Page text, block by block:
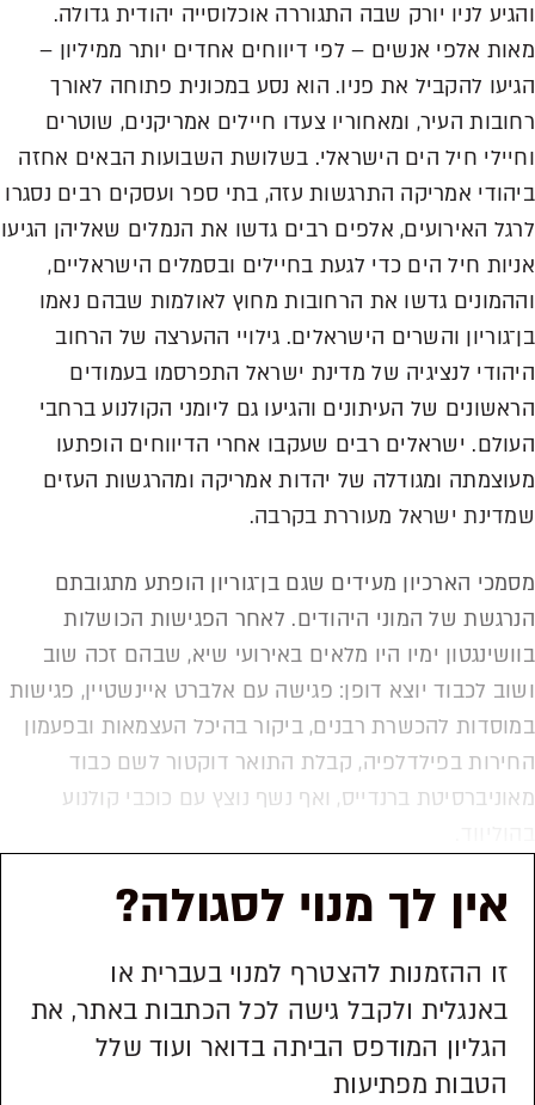
והגיע לניו יורק שבה התגוררה אוכלוסייה יהודית גדולה.
מאות אלפי אנשים – לפי דיווחים אחדים יותר ממיליון –
הגיעו להקביל את פניו. הוא נסע במכונית פתוחה לאורך
רחובות העיר, ומאחוריו צעדו חיילים אמריקנים, שוטרים
וחיילי חיל הים הישראלי. בשלושת השבועות הבאים אחזה
ביהודי אמריקה התרגשות עזה, בתי ספר ועסקים רבים נסגרו
לרגל האירועים, אלפים רבים גדשו את הנמלים שאליהן הגיעו
אניות חיל הים כדי לגעת בחיילים ובסמלים הישראליים,
וההמונים גדשו את הרחובות מחוץ לאולמות שבהם נאמו
בן־גוריון והשרים הישראלים. גילויי ההערצה של הרחוב
היהודי לנציגיה של מדינת ישראל התפרסמו בעמודים
הראשונים של העיתונים והגיעו גם ליומני הקולנוע ברחבי
העולם. ישראלים רבים שעקבו אחרי הדיווחים הופתעו
מעוצמתה ומגודלה של יהדות אמריקה ומהרגשות העזים
שמדינת ישראל מעוררת בקרבה.
מסמכי הארכיון מעידים שגם בן־גוריון הופתע מתגובתם
הנרגשת של המוני היהודים. לאחר הפגישות הכושלות
בוושינגטון ימיו היו מלאים באירועי שיא, שבהם זכה שוב
ושוב לכבוד יוצא דופן: פגישה עם אלברט איינשטיין, פגישות
במוסדות להכשרת רבנים, ביקור בהיכל העצמאות ובפעמון
החירות בפילדלפיה, קבלת התואר דוקטור לשם כבוד
מאוניברסיטת ברנדייס, ואף נשף נוצץ עם כוכבי קולנוע
אין לך מנוי לסגולה?
זו ההזמנות להצטרף למנוי בעברית או
באנגלית ולקבל גישה לכל הכתבות באתר, את
הגליון המודפס הביתה בדואר ועוד שלל
הטבות מפתיעות